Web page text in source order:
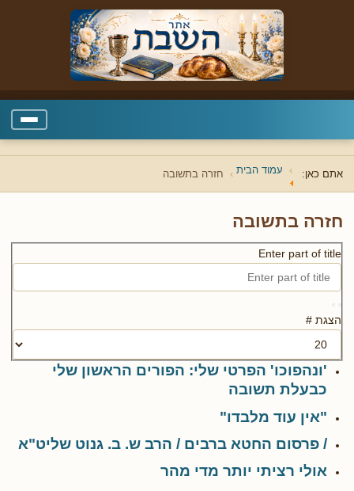
אתם כאן: עמוד הבית חזרה בתשובה
חזרה בתשובה
Enter part of title
הצגת #
'ונהפוכו' הפרטי שלי: הפורים הראשון שלי
כבעלת תשובה
"אין עוד מלבדו"
/ פרסום החטא ברבים / הרב ש. ב. גנוט שליט"א
אולי רציתי יותר מדי מהר